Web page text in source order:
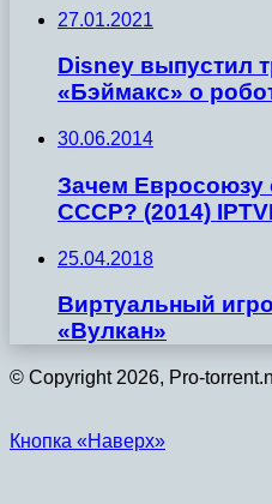
27.01.2021
Disney выпустил
«Бэймакс» о
30.06.2014
Зачем
СССР? (2014)
25.04.2018
Виртуальный
«Вулкан»
© Copyright 2026, Pro-
Кнопка «Наверх»